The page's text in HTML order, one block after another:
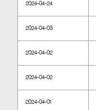
2024-04-24
2024-04-03
2024-04-02
2024-04-02
2024-04-01